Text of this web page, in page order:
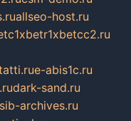
allseo-host.ru
e-abis1c.ru
dark-sand.ru
sib-archives.ru